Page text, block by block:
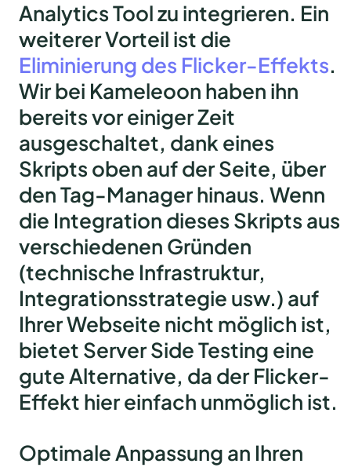
Analytics Tool zu integrieren. Ein
weiterer Vorteil ist die
Eliminierung des Flicker-Effekts.
Wir bei Kameleoon haben ihn
bereits vor einiger Zeit
ausgeschaltet, dank eines
Skripts oben auf der Seite, über
den Tag-Manager hinaus. Wenn
die Integration dieses Skripts aus
verschiedenen Gründen
(technische Infrastruktur,
Integrationsstrategie usw.) auf
Ihrer Webseite nicht möglich ist,
bietet Server Side Testing eine
gute Alternative, da der Flicker-
Effekt hier einfach unmöglich ist.
Optimale Anpassung an Ihren